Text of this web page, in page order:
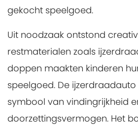
gekocht speelgoed.
Uit noodzaak ontstond
restmaterialen zoals
doppen maakten kinderen
speelgoed. De
symbool van vindingrijkheid
doorzettingsvermogen. Het